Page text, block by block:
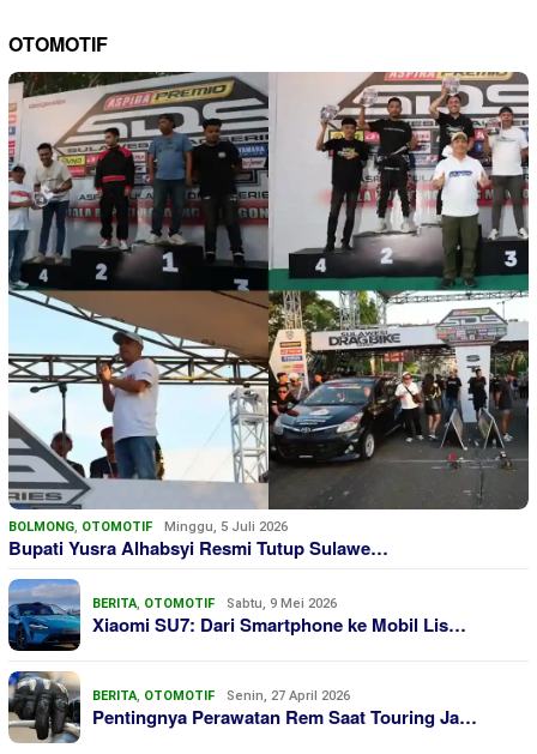
OTOMOTIF
BOLMONG, OTOMOTIF Minggu, 5 Juli 2026
Bupati Yusra Alhabsyi Resmi Tutup Sulawe…
BERITA, OTOMOTIF Sabtu, 9 Mei 2026
Xiaomi SU7: Dari Smartphone ke Mobil Lis…
BERITA, OTOMOTIF Senin, 27 April 2026
Pentingnya Perawatan Rem Saat Touring Ja…